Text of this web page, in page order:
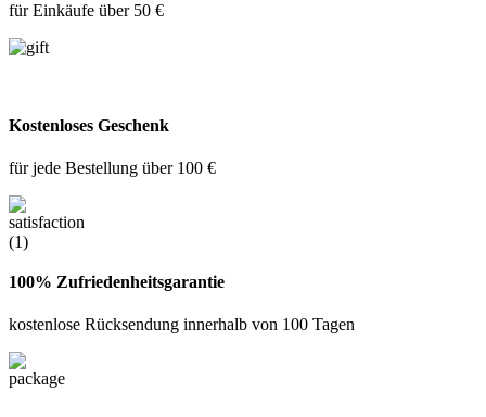
für Einkäufe über 50 €
Kostenloses Geschenk
für jede Bestellung über 100 €
100% Zufriedenheitsgarantie
kostenlose Rücksendung innerhalb von 100 Tagen